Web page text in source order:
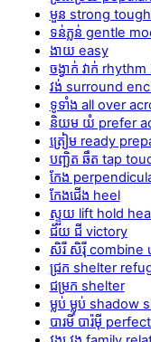
មួន strong
ទន់ភ្លន់ gentle
ងាយ easy
ចង្វាក់ វាក់
វង់ surround
ទូទាំង all over
និយម យំ prefer
ត្រៀម ready
បញ្ឆិត ឆឹត tap
កែង
កែងជើង heel
ស្ទួយ lift hold
ជ័យ ជី victory
សិរី សិរ៉ី combine
ជ្រក shelter
ជម្រក shelter
ម្លប់ ម្លុប់
បារមី បារ៉ម៉ី